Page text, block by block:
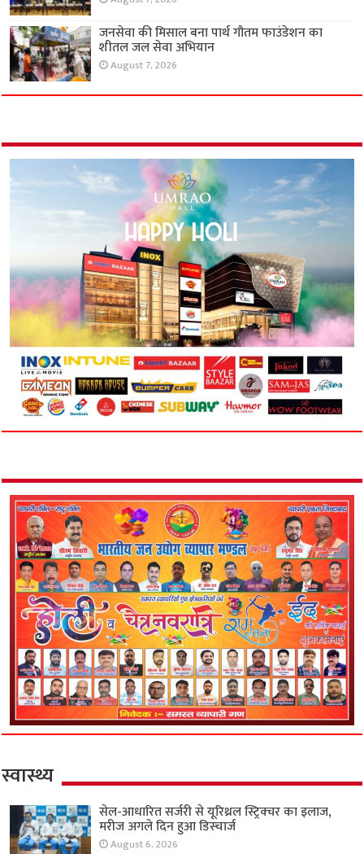
जनसेवा की मिसाल बना पार्थ गौतम फाउंडेशन का
शीतल जल सेवा अभियान
August 7, 2026
स्वास्थ्य
सेल-आधारित सर्जरी से यूरिथ्रल स्ट्रिक्चर का इलाज,
मरीज अगले दिन हुआ डिस्चार्ज
August 6, 2026